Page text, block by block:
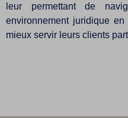
leur permettant de
environnement juridique
mieux servir leurs clients